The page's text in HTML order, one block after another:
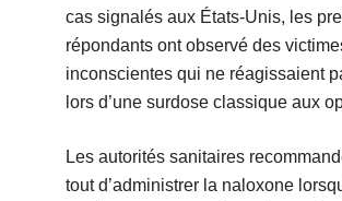
cas signalés aux États-Unis, les
répondants ont observé des
inconscientes qui ne réagissaient
lors d’une surdose classique aux
Les autorités sanitaires
tout d’administrer la naloxone